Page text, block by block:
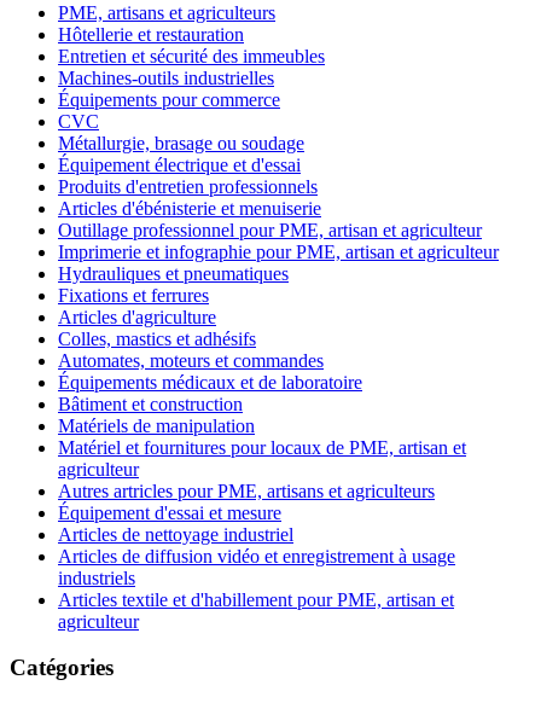
PME, artisans et agriculteurs
Hôtellerie et restauration
Entretien et sécurité des immeubles
Machines-outils industrielles
Équipements pour commerce
CVC
Métallurgie, brasage ou soudage
Équipement électrique et d'essai
Produits d'entretien professionnels
Articles d'ébénisterie et menuiserie
Outillage professionnel pour PME, artisan et agriculteur
Imprimerie et infographie pour PME, artisan et agriculteur
Hydrauliques et pneumatiques
Fixations et ferrures
Articles d'agriculture
Colles, mastics et adhésifs
Automates, moteurs et commandes
Équipements médicaux et de laboratoire
Bâtiment et construction
Matériels de manipulation
Matériel et fournitures pour locaux de PME, artisan et
agriculteur
Autres artricles pour PME, artisans et agriculteurs
Équipement d'essai et mesure
Articles de nettoyage industriel
Articles de diffusion vidéo et enregistrement à usage
industriels
Articles textile et d'habillement pour PME, artisan et
agriculteur
Catégories